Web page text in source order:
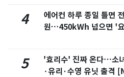
4
에어컨 하루 종일 틀면
원…450kWh 넘으면 '
5
'효리수' 진짜 온다…소
·유리·수영 유닛 출격